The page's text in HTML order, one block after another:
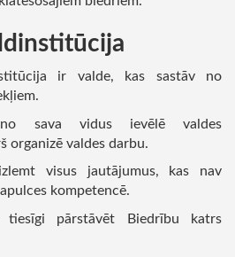
ir valde, kas sastāv no
sava vidus ievēlē valdes
organizē valdes darbu.
visus jautājumus, kas nav
kompetencē.
pārstāvēt Biedrību katrs